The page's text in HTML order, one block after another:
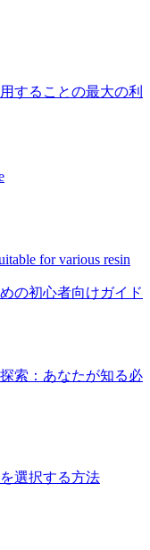
することの最大の利
の初心者向けガイド
索：あなたが知る必
選択する方法